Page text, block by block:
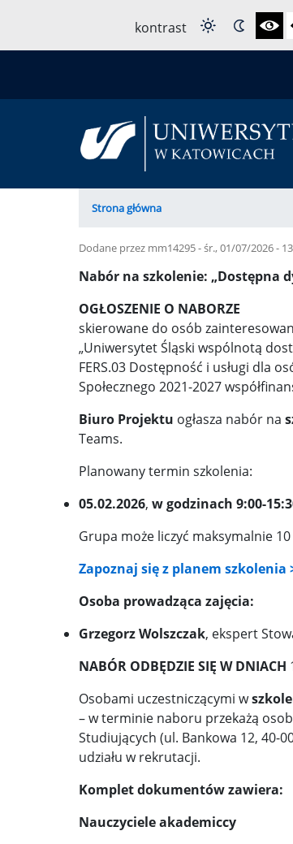
treści
kontrast
Ścieżka
Strona główna
Dodane przez mm14295-śr., 01/07/2026 -
Nabór na szkolenie: „Dostępna
OGŁOSZENIE O NABORZE
skierowane do osób
„Uniwersytet Śląski wspólnotą
FERS.03 Dostępność i usługi dla
Społecznego 2021-2027
Biuro Projektu ogłasza nabór na
Teams.
Planowany termin szkolenia:
05.02.2026, w godzinach 9:00-
Grupa może liczyć maksymalnie
Zapoznaj się z planem szkolenia
Osoba prowadząca zajęcia:
Grzegorz Wolszczak, ekspert
NABÓR ODBĘDZIE SIĘ W DNIACH
Osobami uczestniczącymi w
– w terminie naboru przekażą
Studiujących (ul. Bankowa 12, 40-
udziału w rekrutacji.
Komplet dokumentów zawiera:
Nauczyciele akademiccy